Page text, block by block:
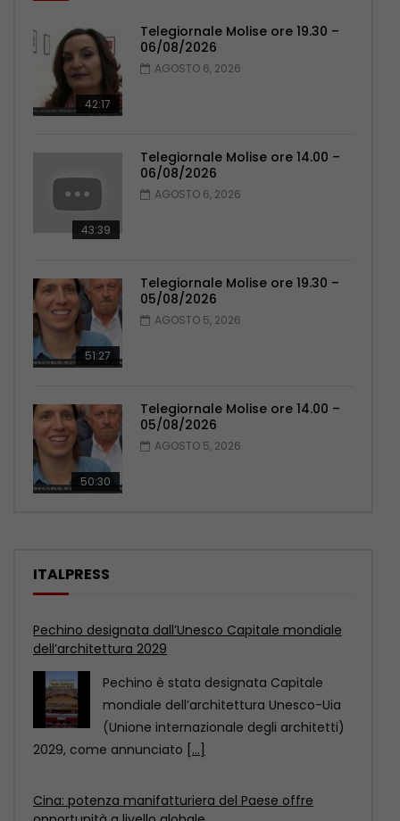
42:17
Telegiornale Molise ore 19.30 –
06/08/2026
AGOSTO 6, 2026
43:39
Telegiornale Molise ore 14.00 –
06/08/2026
AGOSTO 6, 2026
51:27
Telegiornale Molise ore 19.30 –
05/08/2026
AGOSTO 5, 2026
50:30
Telegiornale Molise ore 14.00 –
05/08/2026
AGOSTO 5, 2026
ITALPRESS
Cina: potenza manifatturiera del Paese offre
opportunità a livello globale
La Cina non è soltanto una potenza
manifatturiera, ma anche un
importante mercato di consumo.[...]
immersioni. Sanzioni per 90 mila euro